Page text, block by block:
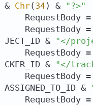
& Chr( 34) &
"?>"
JECT_ID &
"</
CKER_ID &
"</
ASSIGNED_TO_ID &